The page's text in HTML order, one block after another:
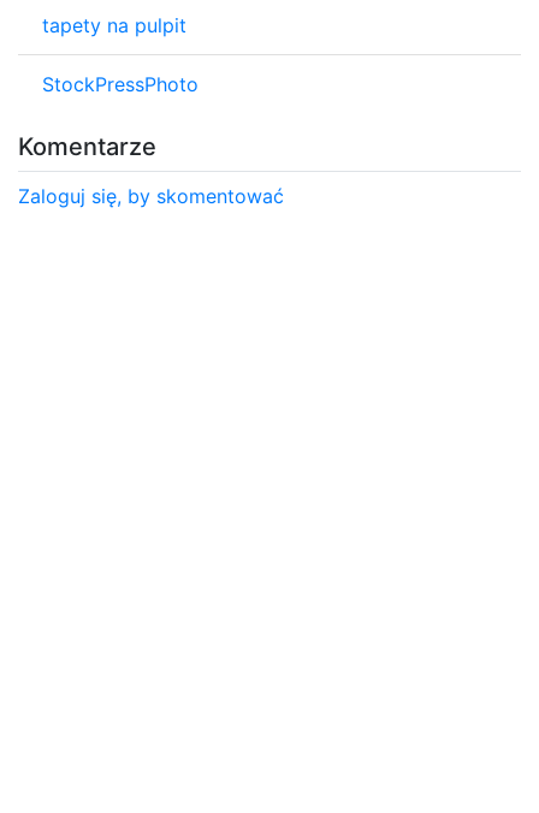
tapety na pulpit
StockPressPhoto
Komentarze
Zaloguj się, by skomentować